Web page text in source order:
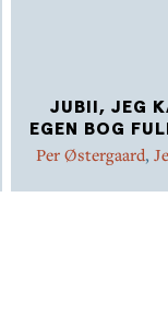
JUBII, JEG
EGEN BOG
Per Østergaard,
Jensen,Kim